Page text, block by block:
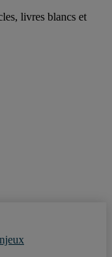
livres blancs et